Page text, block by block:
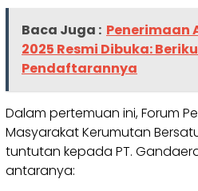
Baca Juga : Penerimaan
2025 Resmi Dibuka:
Pendaftarannya
Dalam pertemuan ini, Forum
Masyarakat Kerumutan
tuntutan kepada PT.
antaranya: